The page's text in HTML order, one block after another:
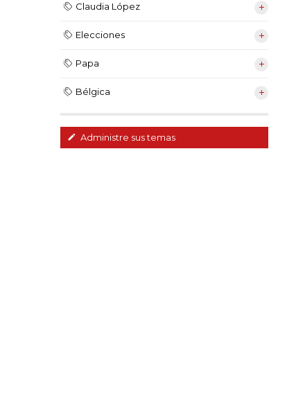
Claudia López
Elecciones
Papa
Bélgica
Administre sus temas